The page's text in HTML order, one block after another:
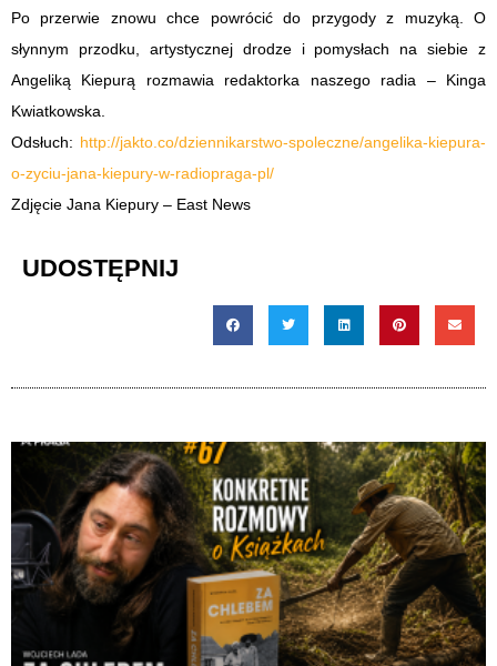
Po przerwie znowu chce powrócić do przygody z muzyką. O
słynnym przodku, artystycznej drodze i pomysłach na siebie z
Angeliką Kiepurą rozmawia redaktorka naszego radia – Kinga
Kwiatkowska.
Odsłuch: http://jakto.co/dziennikarstwo-spoleczne/angelika-kiepura-
o-zyciu-jana-kiepury-w-radiopraga-pl/
Zdjęcie Jana Kiepury – East News
UDOSTĘPNIJ